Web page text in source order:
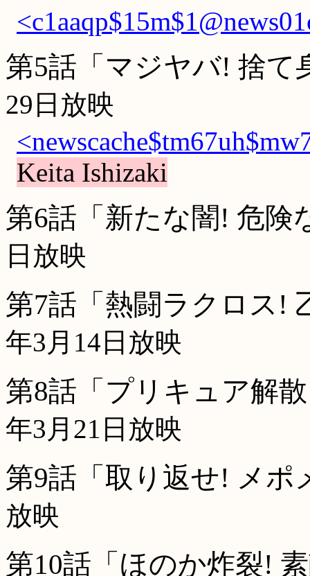
第5話「マジヤバ! 捨て
29日放映
Keita Ishizaki
第6話「新たな闇! 危険
日放映
第7話「熱闘ラクロス!
年3月14日放映
第8話「プリキュア解
年3月21日放映
第9話「取り返せ! メポ
放映
第10話「ほのか炸裂!